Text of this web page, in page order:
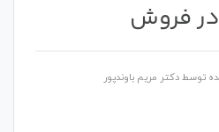
فروش
توسطدکتر مریم باوندپور